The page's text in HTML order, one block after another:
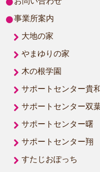
事業所案内
大地の家
やまゆりの家
木の根学園
サポートセンター貴
サポートセンター双
サポートセンター曙
サポートセンター翔
すたじおぽっち